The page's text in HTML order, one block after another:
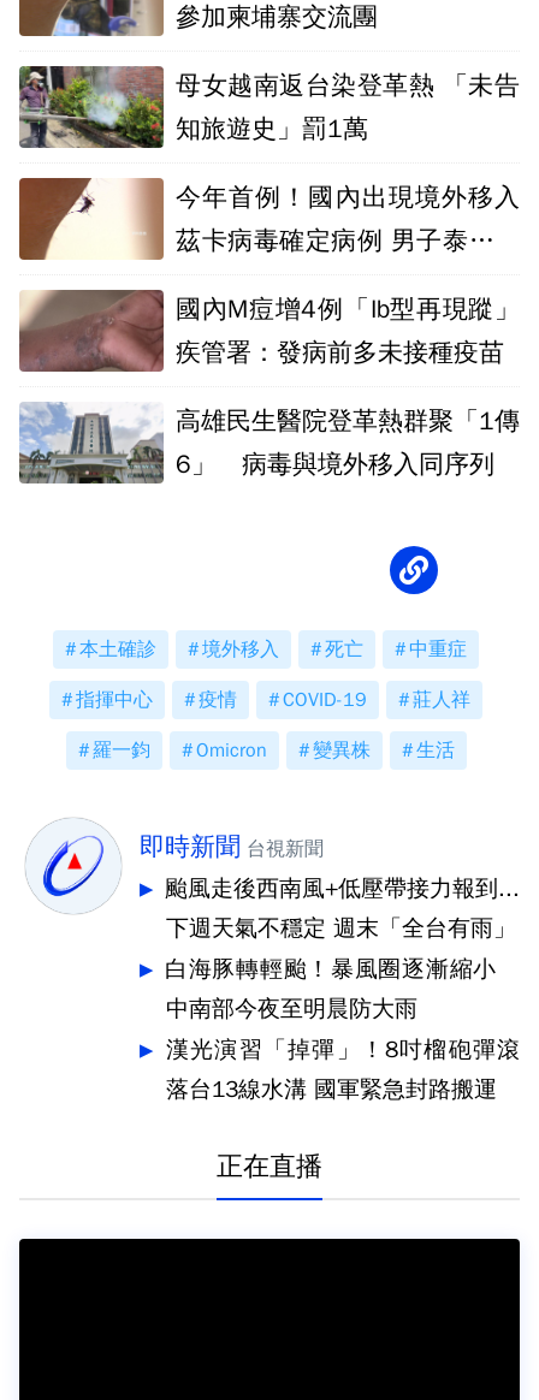
參加柬埔寨交流團
母女越南返台染登革熱 「未告
知旅遊史」罰1萬
今年首例！國內出現境外移入
茲卡病毒確定病例 男子泰國返
國內M痘增4例「Ib型再現蹤」
疾管署：發病前多未接種疫苗
高雄民生醫院登革熱群聚「1傳
6」 病毒與境外移入同序列
本土確診 境外移入 死亡 中重症
指揮中心 疫情 COVID-19 莊人祥
羅一鈞 Omicron 變異株 生活
即時新聞 台視新聞
颱風走後西南風+低壓帶接力報到...
下週天氣不穩定 週末「全台有雨」
白海豚轉輕颱！暴風圈逐漸縮小
中南部今夜至明晨防大雨
漢光演習「掉彈」！8吋榴砲彈滾
落台13線水溝 國軍緊急封路搬運
正在直播